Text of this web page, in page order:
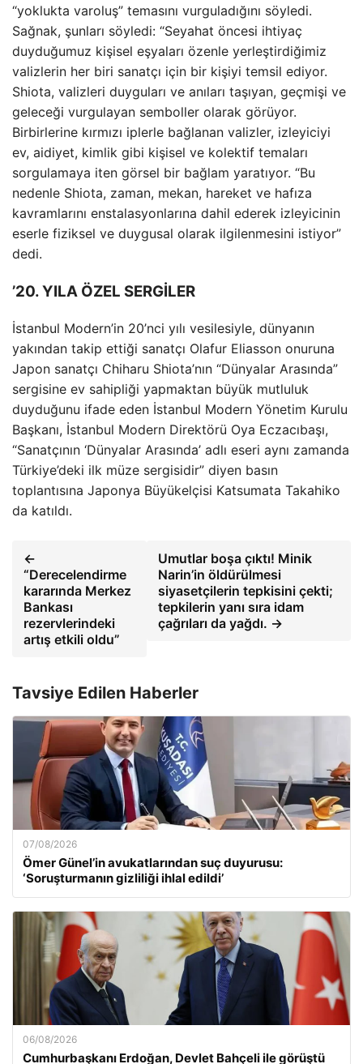
“yoklukta varoluş” temasını vurguladığını söyledi.
Sağnak, şunları söyledi: “Seyahat öncesi ihtiyaç
duyduğumuz kişisel eşyaları özenle yerleştirdiğimiz
valizlerin her biri sanatçı için bir kişiyi temsil ediyor.
Shiota, valizleri duyguları ve anıları taşıyan, geçmişi ve
geleceği vurgulayan semboller olarak görüyor.
Birbirlerine kırmızı iplerle bağlanan valizler, izleyiciyi
ev, aidiyet, kimlik gibi kişisel ve kolektif temaları
sorgulamaya iten görsel bir bağlam yaratıyor. “Bu
nedenle Shiota, zaman, mekan, hareket ve hafıza
kavramlarını enstalasyonlarına dahil ederek izleyicinin
eserle fiziksel ve duygusal olarak ilgilenmesini istiyor”
dedi.
’20. YILA ÖZEL SERGİLER
İstanbul Modern’in 20’nci yılı vesilesiyle, dünyanın
yakından takip ettiği sanatçı Olafur Eliasson onuruna
Japon sanatçı Chiharu Shiota’nın “Dünyalar Arasında”
sergisine ev sahipliği yapmaktan büyük mutluluk
duyduğunu ifade eden İstanbul Modern Yönetim Kurulu
Başkanı, İstanbul Modern Direktörü Oya Eczacıbaşı,
“Sanatçının ‘Dünyalar Arasında’ adlı eseri aynı zamanda
Türkiye’deki ilk müze sergisidir” diyen basın
toplantısına Japonya Büyükelçisi Katsumata Takahiko
da katıldı.
←
“Derecelendirme
kararında Merkez
Bankası
rezervlerindeki
artış etkili oldu”
Umutlar boşa çıktı! Minik
Narin’in öldürülmesi
siyasetçilerin tepkisini çekti;
tepkilerin yanı sıra idam
çağrıları da yağdı. →
Tavsiye Edilen Haberler
07/08/2026
Ömer Günel’in avukatlarından suç duyurusu:
‘Soruşturmanın gizliliği ihlal edildi’
06/08/2026
Cumhurbaşkanı Erdoğan, Devlet Bahçeli ile görüştü